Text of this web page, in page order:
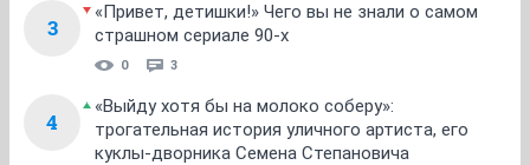
3
«Привет, детишки!» Чего вы не знали о самом
страшном сериале 90-х
0 3
4
«Выйду хотя бы на молоко соберу»:
трогательная история уличного артиста, его
куклы-дворника Семена Степановича